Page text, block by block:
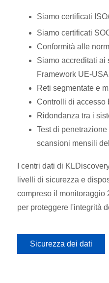
Siamo certificati
Siamo certificati
Conformità alle
Siamo accreditati ai
Framework UE-
Reti segmentate e
Controlli di accesso
Ridondanza tra i
Test di
scansioni mensili
I centri dati di
livelli di sicurezza e
compreso il monitoraggio
per proteggere l'integrità
Sicurezza dei dati